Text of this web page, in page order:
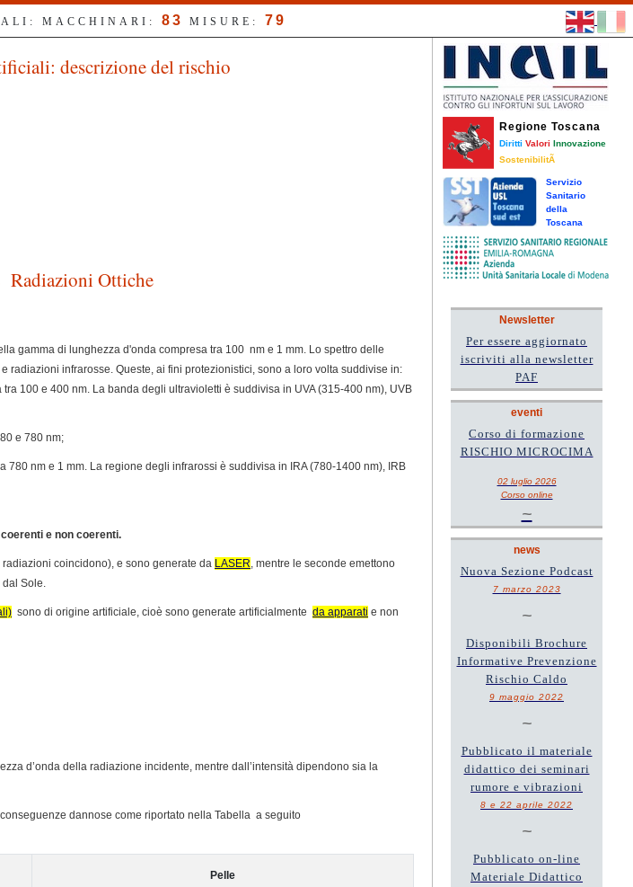
MACCHINARI: 83 MISURE: 79
descrizione del rischio
Radiazioni Ottiche
gamma di lunghezza d'onda compresa tra 100 nm e 1 mm. Lo spettro delle
infrarosse. Queste, ai fini protezionistici, sono a loro volta suddivise in:
100 e 400 nm. La banda degli ultravioletti è suddivisa in UVA (315-400 nm), UVB
e 780 nm;
nm e 1 mm. La regione degli infrarossi è suddivisa in IRA (780-1400 nm), IRB
e non coerenti.
coincidono), e sono generate da LASER, mentre le seconde emettono
dal Sole.
sono di origine artificiale, cioè sono generate artificialmente da apparati e non
d’onda della radiazione incidente, mentre dall’intensità dipendono sia la
dannose come riportato nella Tabella a seguito
Pelle
Regione Toscana
Diritti Valori Innovazione
SostenibilitÃ
Servizio
Sanitario
della
Toscana
Newsletter
Per essere aggiornato
iscriviti alla newsletter
PAF
eventi
Corso di formazione
RISCHIO MICROCIMA
02 luglio 2026
Corso online
~
news
Nuova Sezione Podcast
7 marzo 2023
~
Disponibili Brochure
Informative Prevenzione
Rischio Caldo
9 maggio 2022
~
Pubblicato il materiale
didattico dei seminari
rumore e vibrazioni
8 e 22 aprile 2022
~
Pubblicato on-line
Materiale Didattico